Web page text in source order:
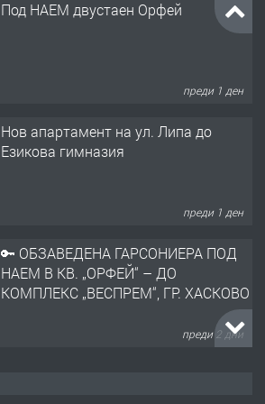
Нов апартамент на ул. Липа до
🔑 ОБЗАВЕДЕНА ГАРСОНИЕРА ПОД
КОМПЛЕКС „ВЕСПРЕМ“, ГР. ХАСКОВО
преди 2 дни